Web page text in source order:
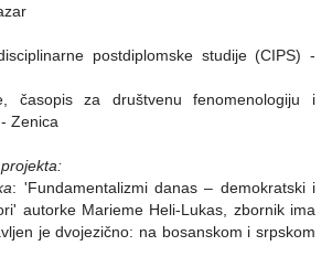
postdiplomske studije (CIPS) -
časopis za društvenu fenomenologiju i
Zenica
: 'Fundamentalizmi danas – demokratski i
autorke Marieme Heli-Lukas, zbornik ima
je dvojezično: na bosanskom i srpskom